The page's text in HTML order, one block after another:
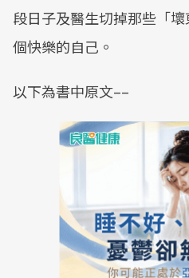
段日子及醫生切掉那些「
個快樂的自己。
以下為書中原文––